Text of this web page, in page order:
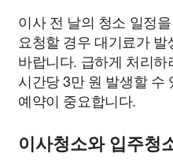
이사 전 날의 청소 일정
요청할 경우 대기료가
바랍니다. 급하게 처리
시간당 3만 원 발생할 수
예약이 중요합니다.
이사청소와 입주청